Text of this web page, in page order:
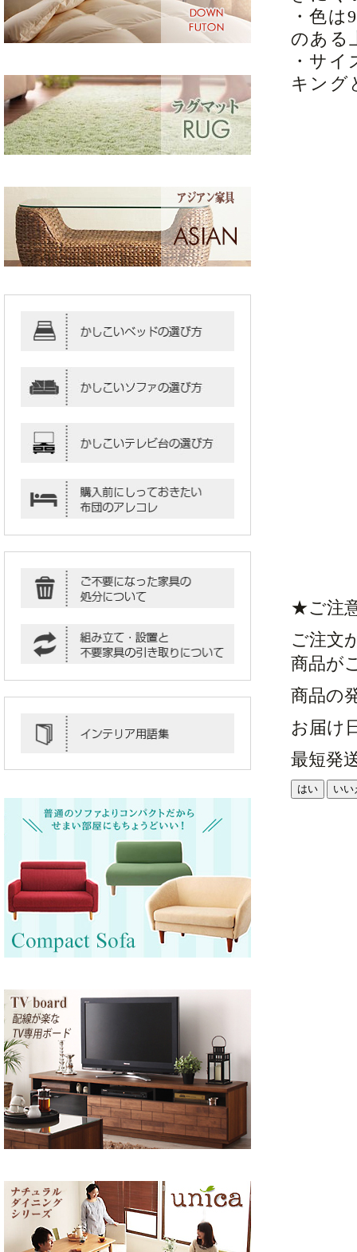
・色
のある
・サ
キング
★ご注
ご注文
商品が
商品の
お届け
最短発
はい いい